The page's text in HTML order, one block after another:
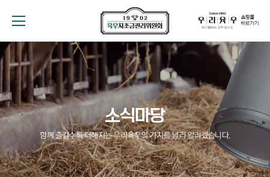
위원회
소개
운영현황
소식마당
정보마당
참여마당
소식마당
함께 즐길수록 더해지는 우리육우의 가치를 널리 알리겠습니다.